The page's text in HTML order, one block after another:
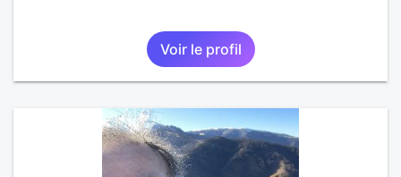
Voir le profil